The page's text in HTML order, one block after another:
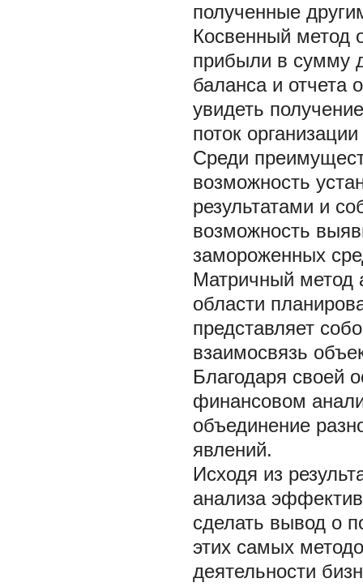
полученные
Косвенный метод
прибыли в сумму
баланса и отчета
увидеть
поток
Среди
возможность
результатами и
возможность
замороженных
Матричный метод
области
представляет
взаимосвязь
Благодаря своей
финансовом
объединение
явлений.
Исходя из
анализа
сделать вывод о
этих самых
деятельности